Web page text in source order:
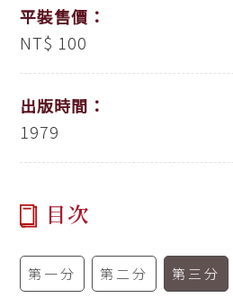
平裝售價：
NT$ 100
出版時間：
1979
目次
第一分 第二分 第三分